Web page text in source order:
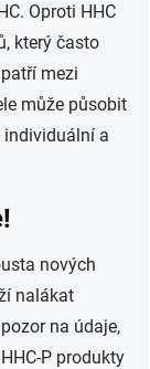
Oproti HHC
který často
mezi
může působit
individuální a
nových
nalákat
na údaje,
P produkty